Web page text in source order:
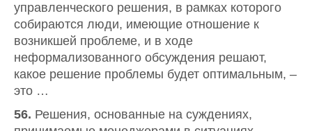
управленческого решения, в рамках которого
собираются люди, имеющие отношение к
возникшей проблеме, и в ходе
неформализованного обсуждения решают,
какое решение проблемы будет оптимальным, –
это …
56. Решения, основанные на суждениях,